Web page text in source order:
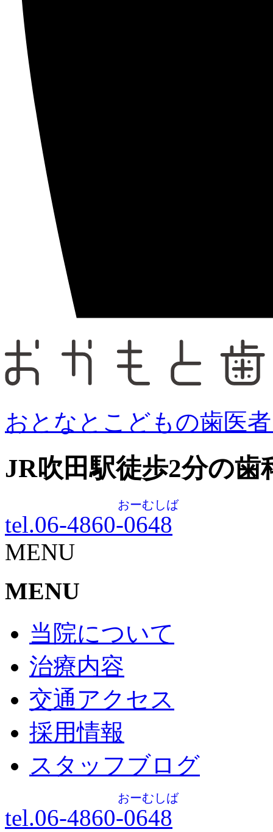
おとなとこどもの歯医
JR吹田駅徒歩2分の歯
tel.06-4860-0648
おーむしば
MENU
MENU
当院について
治療内容
交通アクセス
採用情報
スタッフブログ
tel.06-4860-0648
おーむしば